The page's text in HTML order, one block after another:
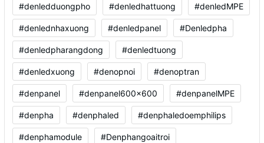
#denledduongpho #denledhattuong #denledMPE
#denlednhaxuong #denledpanel #Denledpha
#denledpharangdong #denledtuong
#denledxuong #denopnoi #denoptran
#denpanel #denpanel600x600 #denpanelMPE
#denpha #denphaled #denphaledoemphilips
#denphamodule #Denphangoaitroi